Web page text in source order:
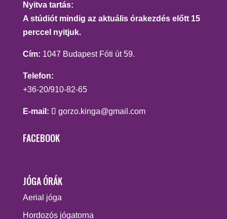
Nyitva tartás:
A stúdiót mindig az aktuális órakezdés előtt 15
perccel nyitjuk.
Cím: 1047 Budapest Fóti út 59.
Telefon:
+36-20/910-82-65
E-mail: gorzo.kinga@gmail.com
FACEBOOK
JÓGA ÓRÁK
Aerial jóga
Hordozós jógatorna